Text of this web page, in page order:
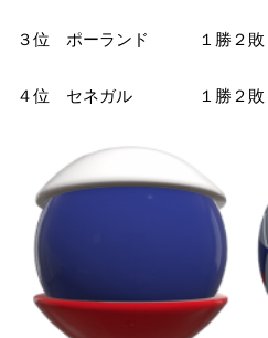
３位 ポーランド １勝２敗
４位 セネガル １勝２敗